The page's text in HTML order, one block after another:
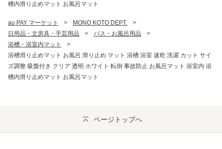
槽内滑り止めマット お風呂マット
au PAY マーケット > MONO KOTO DEPT.
>
日用品・文房具・手芸用品
> バス・お風呂用品
>
浴槽・浴室内マット
>
浴槽滑り止めマット お風呂 滑り止め マット 浴槽 浴室 速乾 洗濯 カット サイ
ズ調整 吸盤付き クリア 透明 ホワイト 転倒 事故防止 お風呂マット 浴室内 浴
槽内滑り止めマット お風呂マット
ページトップへ